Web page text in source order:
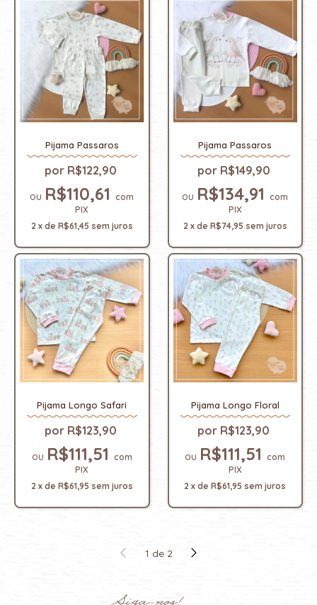
Pijama Passaros
R$122,90
R$110,61com
PIX
2 x de R$61,45 sem juros
Pijama Passaros
R$149,90
R$134,91com
PIX
2 x de R$74,95 sem juros
Pijama Longo Safari
R$123,90
R$111,51 com
PIX
2 x de R$61,95 sem juros
Pijama Longo Floral
R$123,90
R$111,51com
PIX
2 xdeR$61,95 sem juros
1 de 2